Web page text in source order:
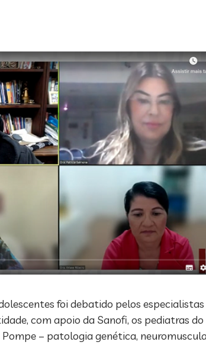
foi debatido pelos
com apoio da Sanofi, os pediatras
– patologia genética,